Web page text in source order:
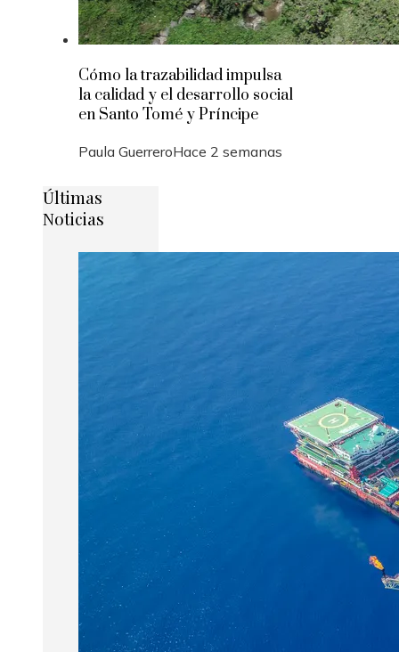
Cómo la trazabilidad impulsa
la calidad y el desarrollo social
en Santo Tomé y Príncipe
Paula GuerreroHace 2 semanas
Últimas
Noticias